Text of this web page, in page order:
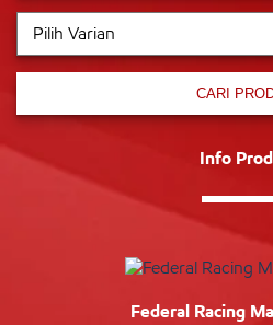
CARI
Info
Federal Racing